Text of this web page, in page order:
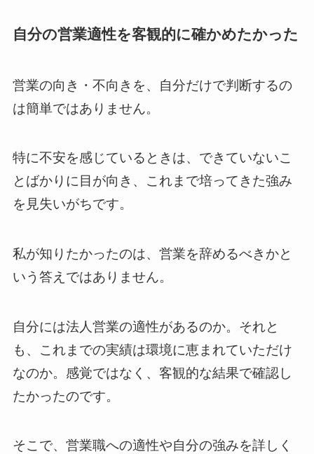
自分の営業適性を客観的に確かめたかった
営業の向き・不向きを、自分だけで判断するの
は簡単ではありません。
特に不安を感じているときは、できていないこ
とばかりに目が向き、これまで培ってきた強み
を見失いがちです。
私が知りたかったのは、営業を辞めるべきかと
いう答えではありません。
自分には法人営業の適性があるのか。それと
も、これまでの実績は環境に恵まれていただけ
なのか。感覚ではなく、客観的な結果で確認し
たかったのです。
そこで、営業職への適性や自分の強みを詳しく